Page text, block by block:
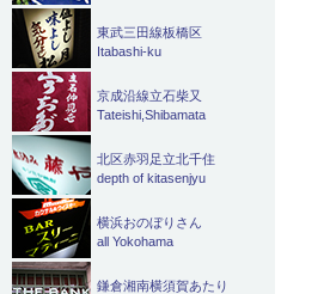
東武三田線板橋区
Itabashi-ku
京成沿線立石柴又
Tateishi,Shibamata
北区赤羽足立北千住
depth of kitasenjyu
横浜おのぼりさん
all Yokohama
鎌倉湘南横須賀あたり